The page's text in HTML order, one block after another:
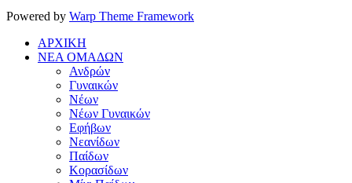
Powered by Warp Theme Framework
ΑΡΧΙΚΗ
ΝΕΑ ΟΜΑΔΩΝ
Ανδρών
Γυναικών
Νέων
Νέων Γυναικών
Εφήβων
Νεανίδων
Παίδων
Κορασίδων